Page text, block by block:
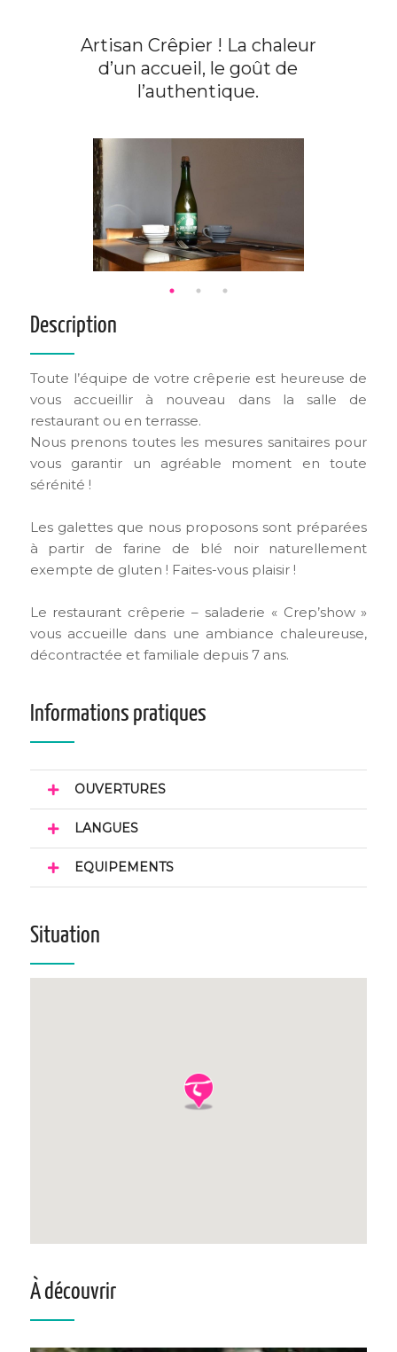
Artisan Crêpier ! La chaleur
d’un accueil, le goût de
l’authentique.
Description
Toute l’équipe de votre crêperie est heureuse de
vous accueillir à nouveau dans la salle de
restaurant ou en terrasse.
Nous prenons toutes les mesures sanitaires pour
vous garantir un agréable moment en toute
sérénité !
Les galettes que nous proposons sont préparées
à partir de farine de blé noir naturellement
exempte de gluten ! Faites-vous plaisir !
Le restaurant crêperie – saladerie « Crep’show »
vous accueille dans une ambiance chaleureuse,
décontractée et familiale depuis 7 ans.
Informations pratiques
OUVERTURES
LANGUES
EQUIPEMENTS
Situation
À découvrir